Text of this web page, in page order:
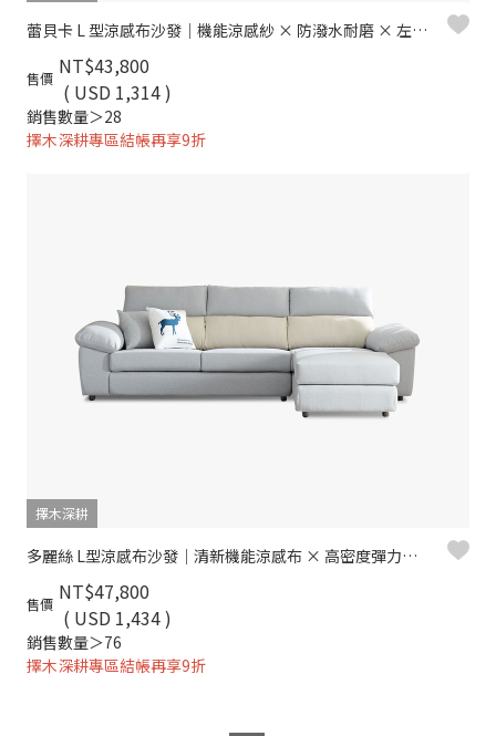
蕾貝卡 L 型涼感布沙發｜機能涼感紗 × 防潑水耐磨 × 左右型自由配置 – 擇木深耕
售價 NT$43,800
( USD 1,314 )
銷售數量＞28
擇木深耕專區結帳再享9折
擇木深耕
多麗絲 L型涼感布沙發｜清新機能涼感布 × 高密度彈力坐墊 × 可拆洗布套 – 擇木深耕系列
售價 NT$47,800
( USD 1,434 )
銷售數量＞76
擇木深耕專區結帳再享9折